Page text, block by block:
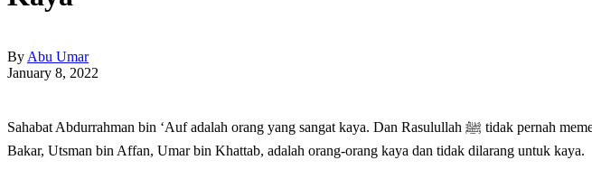
By Abu Umar
January 8, 2022
Sahabat Abdurrahman bin ‘Auf adalah orang yang sangat kaya. Dan Rasulullah ﷺ tidak pernah memerintah beliau untuk menghilangkan kekayaanya dan menjadi miskin. Bahkan, para sahabat lain seperti Abu
Bakar, Utsman bin Affan, Umar bin Khattab, adalah orang-orang kaya dan tidak dilarang untuk kaya.